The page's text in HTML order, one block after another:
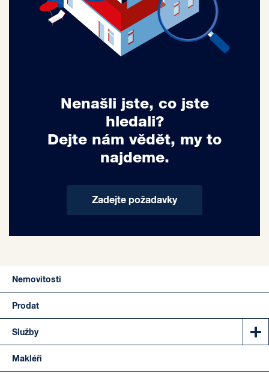
Nenašli jste, co jste
hledali?
Dejte nám vědět, my to
najdeme.
Zadejte požadavky
Nemovitosti
Prodat
Služby
Makléři